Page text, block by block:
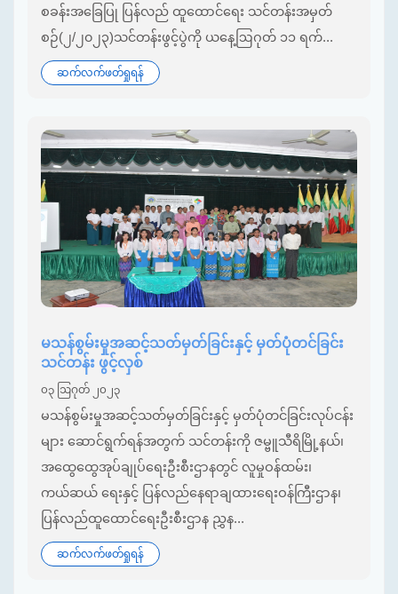
စခန်းအခြေပြု ပြန်လည် ထူထောင်ရေး သင်တန်းအမှတ်
စဉ်(၂/၂၀၂၃)သင်တန်းဖွင့်ပွဲကို ယနေ့ဩဂုတ် ၁၁ ရက်...
ဆက်လက်ဖတ်ရှုရန်
မသန်စွမ်းမှုအဆင့်သတ်မှတ်ခြင်းနှင့် မှတ်ပုံတင်ခြင်း
သင်တန်း ဖွင့်လှစ်
၀၃ ဩဂုတ် ၂၀၂၃
မသန်စွမ်းမှုအဆင့်သတ်မှတ်ခြင်းနှင့် မှတ်ပုံတင်ခြင်းလုပ်ငန်း
များ ဆောင်ရွက်ရန်အတွက် သင်တန်းကို ဇမ္ဗူသီရိမြို့နယ်၊
အထွေထွေအုပ်ချုပ်ရေးဦးစီးဌာနတွင် လူမှုဝန်ထမ်း၊
ကယ်ဆယ် ရေးနှင့် ပြန်လည်နေရာချထားရေးဝန်ကြီးဌာန၊
ပြန်လည်ထူထောင်ရေးဦးစီးဌာန ညွှန...
ဆက်လက်ဖတ်ရှုရန်